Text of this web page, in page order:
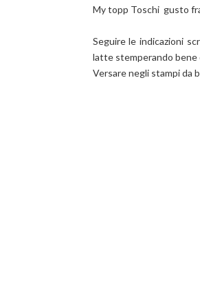
My topp Toschi gusto
Seguire le indicazioni
latte stemperando bene
Versare negli stampi da